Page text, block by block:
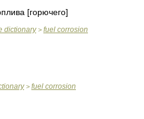
[горючего]
dictionary> fuel corrosion
> fuel corrosion